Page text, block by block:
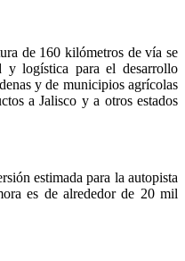
de 160 kilómetros de vía se
y logística para el desarrollo
y de municipios agrícolas
a Jalisco y a otros estados
estimada para la autopista
es de alrededor de 20 mil